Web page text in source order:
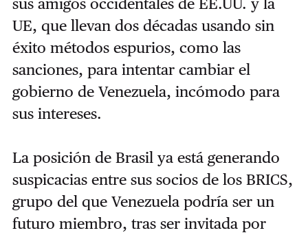
UE, que llevan dos décadas usando sin
éxito métodos espurios, como las
sanciones, para intentar cambiar el
gobierno de Venezuela, incómodo para
sus intereses.
La posición de Brasil ya está generando
suspicacias entre sus socios de los BRICS,
grupo del que Venezuela podría ser un
futuro miembro, tras ser invitada por